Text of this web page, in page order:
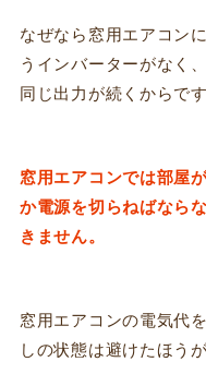
なぜなら窓用エアコン
うインバーターがなく
同じ出力が続くからです
窓用エアコンでは部屋
か電源を切らねばなら
きません。
窓用エアコンの電気代
しの状態は避けたほう